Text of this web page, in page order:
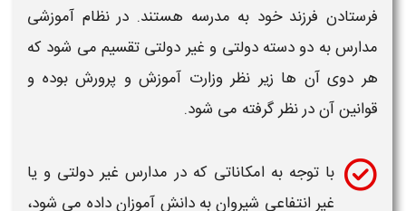
فرستادن فرزند خود به مدرسه هستند. در نظام آموزشی
مدارسبه دو دسته دولتی و غیر دولتی تقسیم می شود که
هر دوی آن ها زیر نظر وزارت آموزش و پرورش بوده و
قوانین آن در نظر گرفته می شود.
با توجه به امکاناتی که در مدارس غیر دولتی و یا
غیر انتفاعی شیروانبه دانش آموزان داده می شود،